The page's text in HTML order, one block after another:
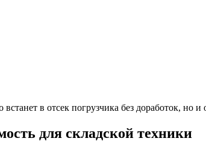
в отсек погрузчика без доработок, но
для складской техники